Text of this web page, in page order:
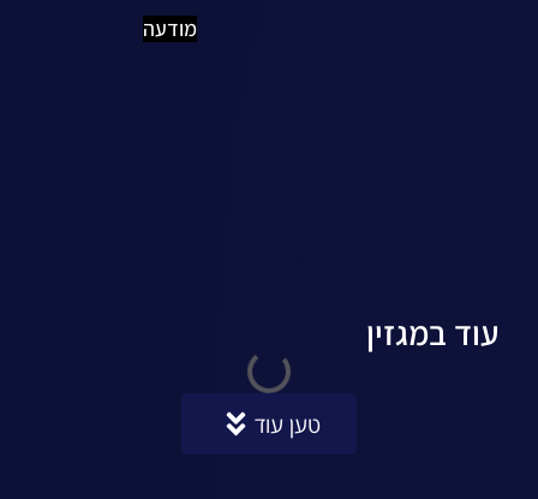
מודעה
עוד במגזין
טען עוד